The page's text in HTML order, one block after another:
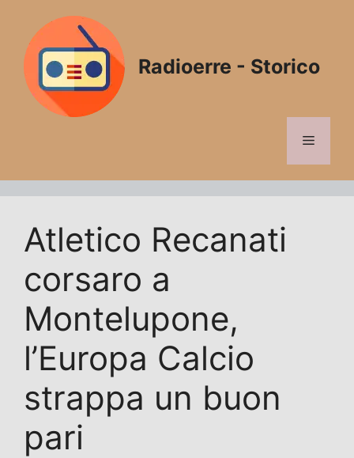
contenuto
Radioerre - Storico
Menu
Atletico Recanati
corsaro a
Montelupone,
l’Europa Calcio
strappa un buon
pari